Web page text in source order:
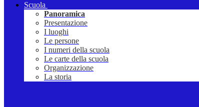
Scuola
Panoramica
Presentazione
I luoghi
Le persone
I numeri della scuola
Le carte della scuola
Organizzazione
La storia